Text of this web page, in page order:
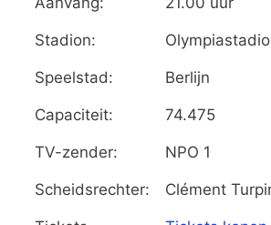
Stadion:
Speelstad: Berlijn
Capaciteit: 74.475
TV-zender: NPO 1
Scheidsrechter: Clément